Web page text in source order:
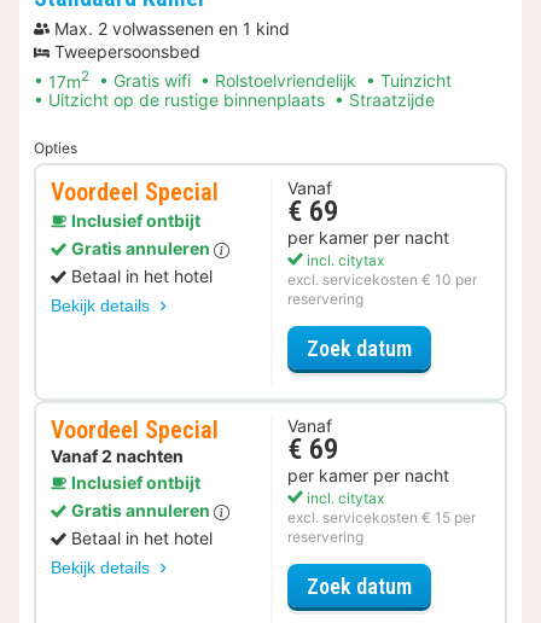
Max. 2 volwassenen en 1 kind
Tweepersoonsbed
17m2 Gratis wifi Rolstoelvriendelijk
Tuinzicht
Uitzicht op de rustige binnenplaats
Straatzijde
Opties
Voordeel Special
Inclusief ontbijt
Gratis annuleren
Betaal in het hotel
Bekijk details
Vanaf
€ 69
per kamer per nacht
incl. citytax
excl. servicekosten € 10 per
reservering
Zoek datumvoor Voordeel
Voordeel Special
Vanaf 2 nachten
Inclusief ontbijt
Gratis annuleren
Betaal in het hotel
Bekijk details
Vanaf
€ 69
per kamer per nacht
incl. citytax
excl. servicekosten € 15 per
reservering
Zoek datumvoor Voordeel